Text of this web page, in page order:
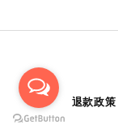
退款政策